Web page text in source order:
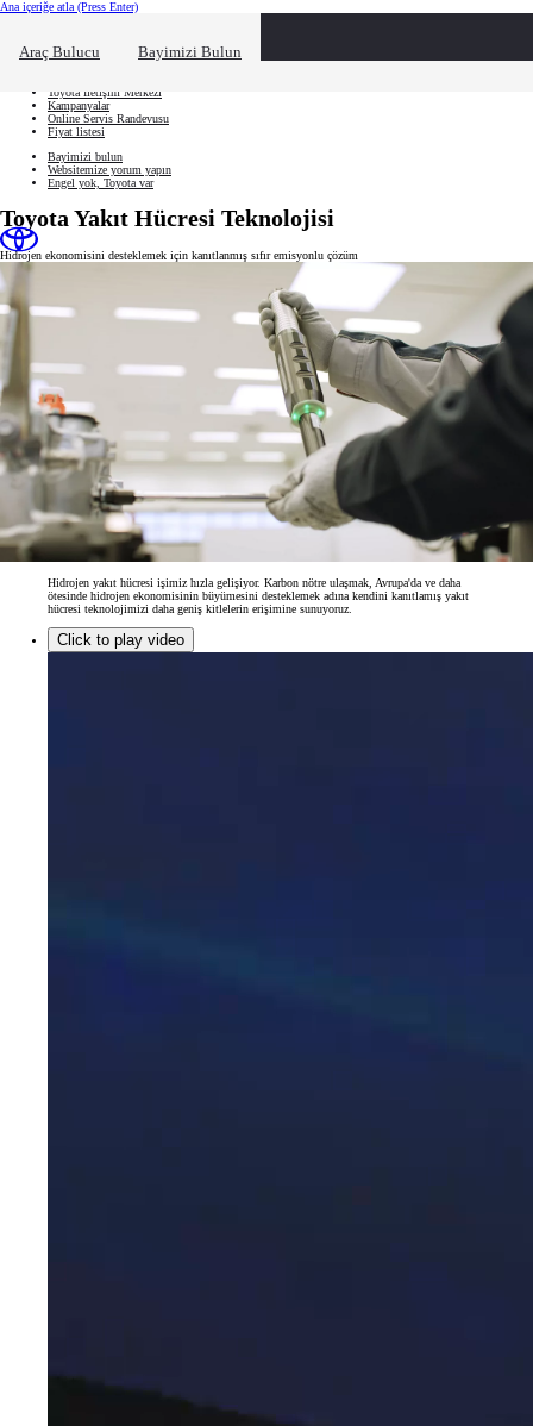
Ana içeriğe atla (Press Enter)
Araç Bulucu Bayimizi Bulun
Ne aramıştınız? Hızlı erişim alanını kapatmak için tıklayın
Toyota İletişim Merkezi
Kampanyalar
Online Servis Randevusu
Fiyat listesi
Bayimizi bulun
Websitemize yorum yapın
Engel yok, Toyota var
Toyota Yakıt Hücresi Teknolojisi
Hidrojen ekonomisini desteklemek için kanıtlanmış sıfır emisyonlu çözüm
Hidrojen yakıt hücresi işimiz hızla gelişiyor. Karbon nötre ulaşmak, Avrupa'da ve daha
ötesinde hidrojen ekonomisinin büyümesini desteklemek adına kendini kanıtlamış yakıt
hücresi teknolojimizi daha geniş kitlelerin erişimine sunuyoruz.
Click to play video